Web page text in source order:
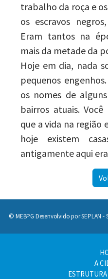
trabalho da roça e
os escravos
Eram tantos na
mais da metade da
Hoje em dia, nada
pequenos
os nomes de
bairros atuais.
que a vida na região
hoje existem
antigamente aqui
© MEBPG Desenvolvido por SEPLAN -
A